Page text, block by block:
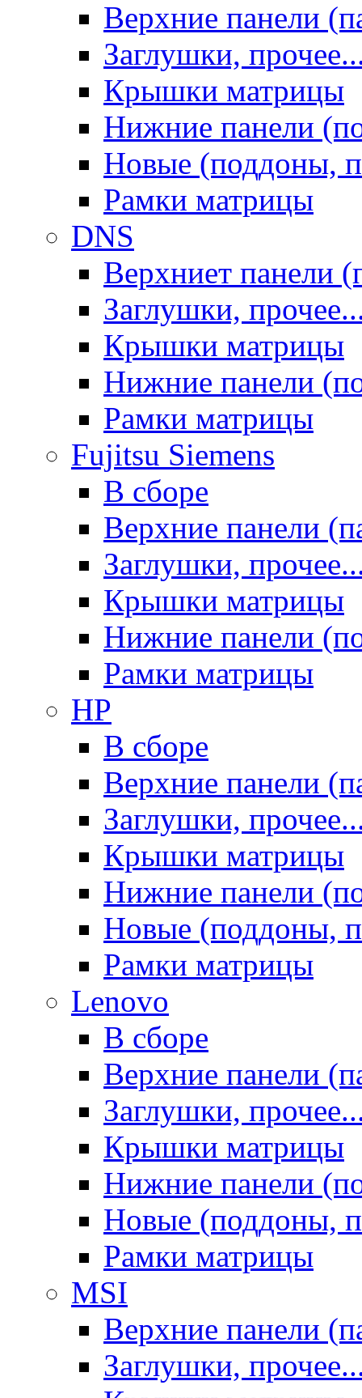
Верхние панели
Заглушки,
Крышки матрицы
Нижние панели
Новые (поддоны,
Рамки матрицы
DNS
Верхниет панели
Заглушки,
Крышки матрицы
Нижние панели
Рамки матрицы
Fujitsu Siemens
В сборе
Верхние панели
Заглушки,
Крышки матрицы
Нижние панели
Рамки матрицы
HP
В сборе
Верхние панели
Заглушки,
Крышки матрицы
Нижние панели
Новые (поддоны,
Рамки матрицы
Lenovo
В сборе
Верхние панели
Заглушки,
Крышки матрицы
Нижние панели
Новые (поддоны,
Рамки матрицы
MSI
Верхние панели
Заглушки,